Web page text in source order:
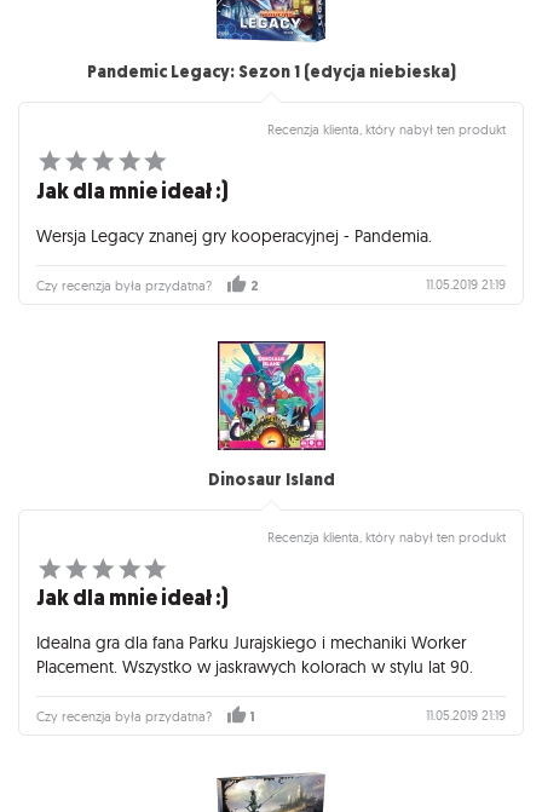
Pandemic Legacy: Sezon 1 (edycja niebieska)
Recenzja klienta, który nabył ten produkt
Jak dla mnie ideał :)
Wersja Legacy znanej gry kooperacyjnej - Pandemia.
Czy recenzja była przydatna? 2 11.05.2019 21:19
Dinosaur Island
Recenzja klienta, który nabył ten produkt
Jak dla mnie ideał :)
Idealna gra dla fana Parku Jurajskiego i mechaniki Worker
Placement. Wszystko w jaskrawych kolorach w stylu lat 90.
Czy recenzja była przydatna? 1 11.05.2019 21:19